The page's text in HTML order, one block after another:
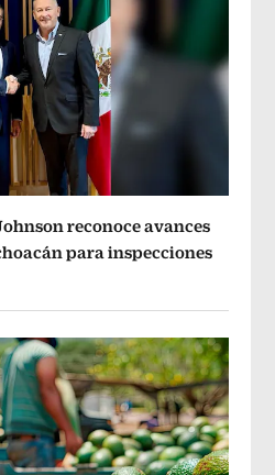
reconoce avances
para inspecciones